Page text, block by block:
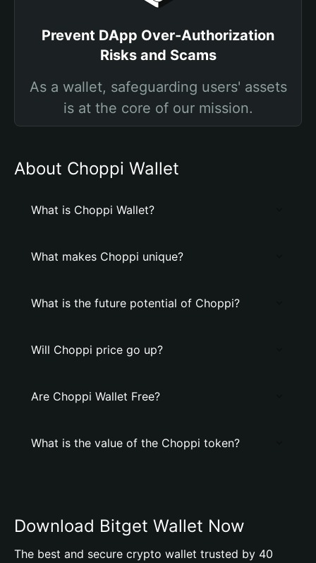
Prevent DApp Over-Authorization
Risks and Scams
As a wallet, safeguarding users' assets
is at the core of our mission.
About Choppi Wallet
What is Choppi Wallet?
What makes Choppi unique?
What is the future potential of Choppi?
Will Choppi price go up?
Are Choppi Wallet Free?
What is the value of the Choppi token?
Download Bitget Wallet Now
The best and secure crypto wallet trusted by 40